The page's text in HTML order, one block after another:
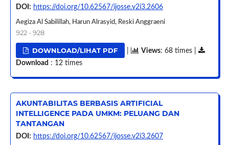
DOI: https://doi.org/10.62567/ijosse.v2i3.2606
Aegiza Al Sabilillah, Harun Alrasyid, Reski Anggraeni
922 - 928
DOWNLOAD/LIHAT PDF Views: 68 times |
Download : 12 times
AKUNTABILITAS BERBASIS ARTIFICIAL
INTELLIGENCE PADA UMKM: PELUANG DAN
TANTANGAN
DOI: https://doi.org/10.62567/ijosse.v2i3.2607